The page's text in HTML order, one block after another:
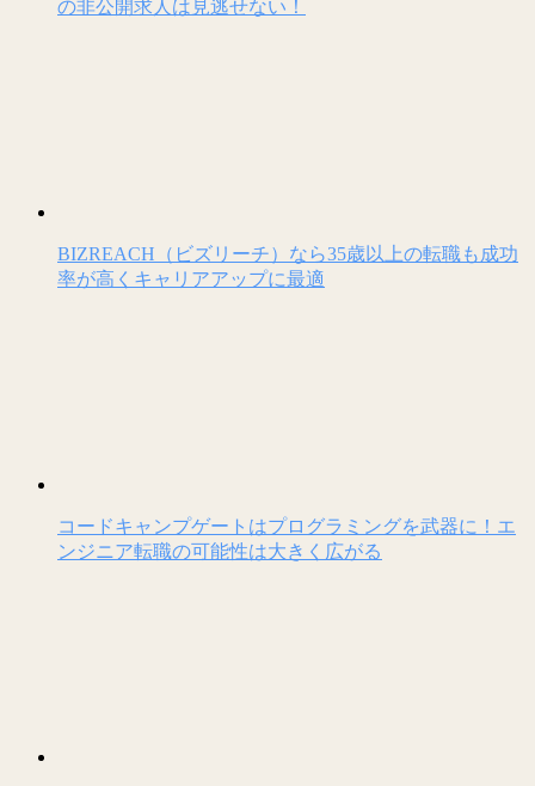
の非公開求人は見逃せない！
BIZREACH（ビズリーチ）なら35歳以上の転職も成功
率が高くキャリアアップに最適
コードキャンプゲートはプログラミングを武器に！エ
ンジニア転職の可能性は大きく広がる